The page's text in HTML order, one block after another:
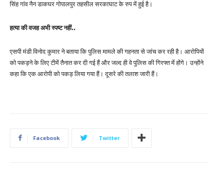
सिंह गांव नैन डाकघर गोपालपुर तहसील सरकाघाट के रुप में हुई है।
हत्या की वजह अभी स्पष्ट नहीं..
एसपी मंडी विनोद कुमार ने बताया कि पुलिस मामले की गहनता से जांच कर रही है। आरोपियों
को पकड़ने के लिए टीमें तैनात कर दी गई हैं और जल्द ही वे पुलिस की गिरफ्त में होंगे। उन्होंने
कहा कि एक आरोपी को पकड़ लिया गया हैं। दूसरे की तलाश जारी हैं।
Facebook Twitter